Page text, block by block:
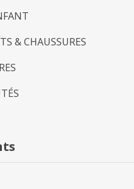
& CHAUSSURES